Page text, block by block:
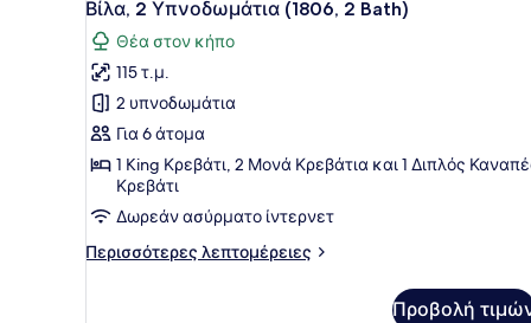
τα
δωμάτια
όλων
των
φωτογραφιών
για
Βίλα,
2
Υπνοδωμάτια
(1806,
2
Bath)
Βίλα, 2 Υπνοδωμάτια (1806, 2 Bath)
Θέα στον κήπο
115 τ.μ.
2 υπνοδωμάτια
Για 6 άτομα
1 King Κρεβάτι, 2 Μονά Κρεβάτια και 1 Διπλός
Κρεβάτι
Δωρεάν ασύρματο ίντερνετ
Περισσότερες λεπτομέρειες
Περισσότερες
Προβολή